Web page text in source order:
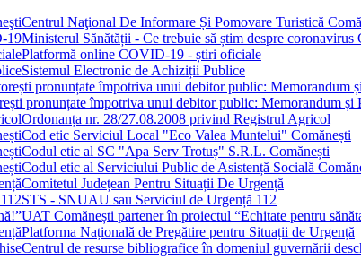
Centrul Naţional De Informare Și Pomovare Turistică
Ministerul Sănătății - Ce trebuie să știm despre
Platformă online COVID-19 - știri oficiale
Sistemul Electronic de Achiziții Publice
pronunțate împotriva unui debitor public: Memorandum și
Ordonanța nr. 28/27.08.2008 privind Registrul Agricol
Cod etic Serviciul Local "Eco Valea Muntelui" Comănești
Codul etic al SC "Apa Serv Trotuș" S.R.L. Comănești
Codul etic al Serviciului Public de Asistență Socială
Comitetul Județean Pentru Situații De Urgență
STS - SNUAU sau Serviciul de Urgență 112
UAT Comănești partener în proiectul “Echitate pentru
Platforma Națională de Pregătire pentru Situații de Urgență
Centrul de resurse bibliografice în domeniul guvernării